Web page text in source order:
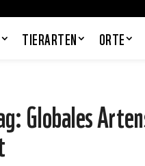
TIERARTEN ORTE
Globales